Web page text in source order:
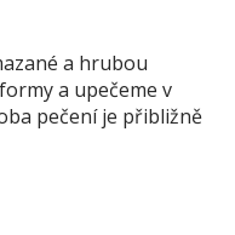
a hrubou
a upečeme v
pečení je přibližně